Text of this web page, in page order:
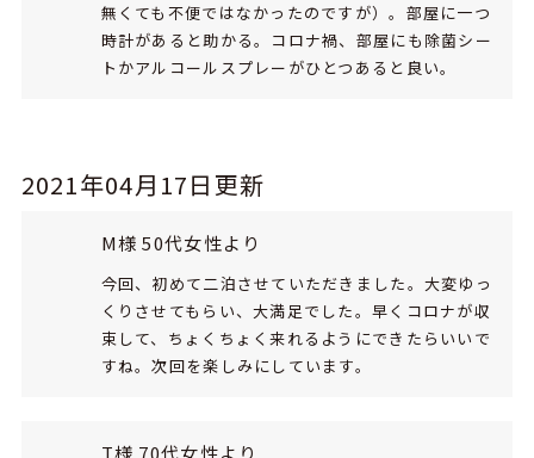
無くても不便ではなかったのですが）。部屋に一つ
時計があると助かる。コロナ禍、部屋にも除菌シー
トかアルコールスプレーがひとつあると良い。
2021年04月17日更新
M様 50代女性より
今回、初めて二泊させていただきました。大変ゆっ
くりさせてもらい、大満足でした。早くコロナが収
束して、ちょくちょく来れるようにできたらいいで
すね。次回を楽しみにしています。